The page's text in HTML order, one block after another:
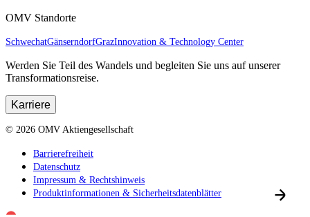
OMV Standorte
SchwechatGänserndorfGrazInnovation & Technology Center
Werden Sie Teil des Wandels und begleiten Sie uns auf unserer
Transformationsreise.
Karriere
© 2026 OMV Aktiengesellschaft
Barrierefreiheit
Datenschutz
Impressum & Rechtshinweis
Produktinformationen & Sicherheitsdatenblätter